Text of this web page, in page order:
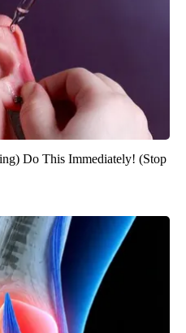
Do This Immediately! (Stop